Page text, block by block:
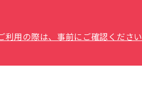
用の際は、事前にご確認ください